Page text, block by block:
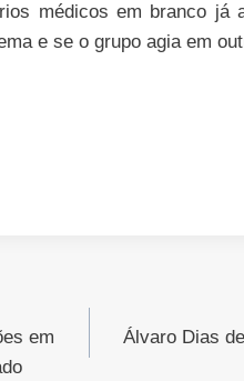
médicos em branco já
e se o grupo agia em
em
Álvaro Dias